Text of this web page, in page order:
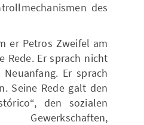
des
er Petros Zweifel am
Rede. Er sprach nicht
Er sprach
Seine Rede galt den
den sozialen
Gewerkschaften,